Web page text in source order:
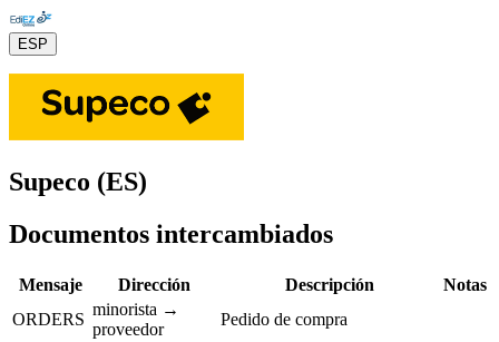
ESP
Supeco (ES)
Documentos intercambiados
Mensaje Dirección Descripción
Notas
ORDERS
minorista →
proveedor
Pedido de compra